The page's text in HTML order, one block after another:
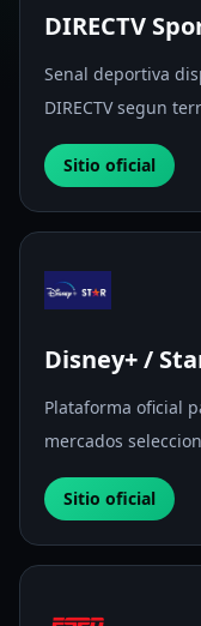
DIRECTV
Senal deportiva
DIRECTV segun
Sitio oficial
Disney+ /
Plataforma oficial
mercados
Sitio oficial